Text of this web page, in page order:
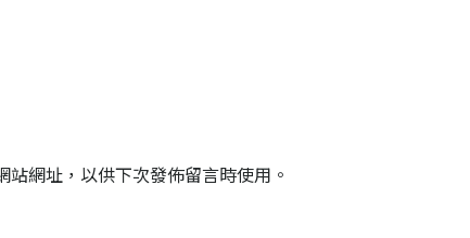
網址，以供下次發佈留言時使用。